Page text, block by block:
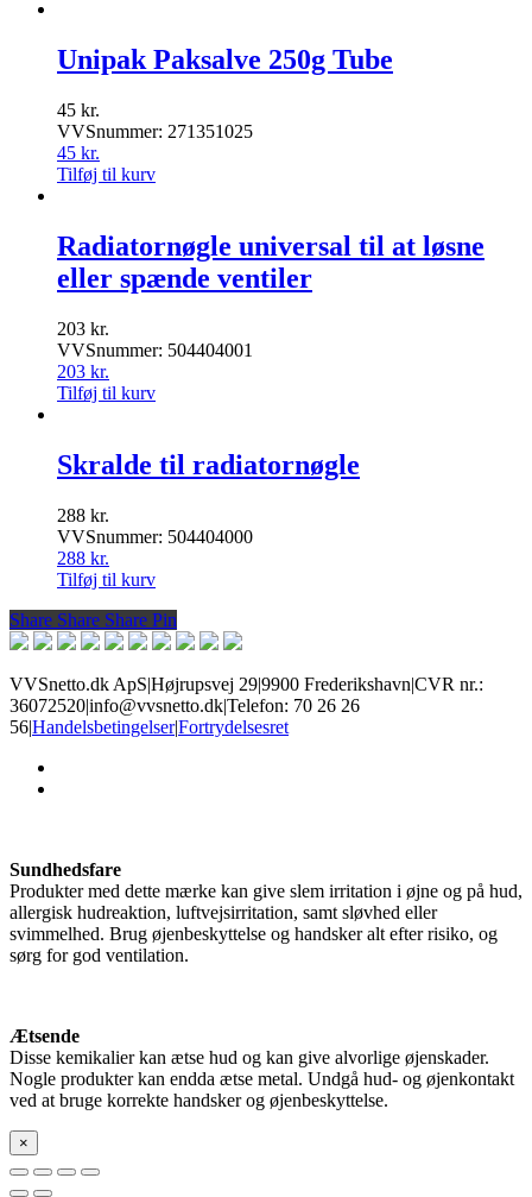
Unipak Paksalve 250g Tube
45 kr.
VVSnummer: 271351025
45 kr.
Tilføj til kurv
Radiatornøgle universal til at løsne
eller spænde ventiler
203 kr.
VVSnummer: 504404001
203 kr.
Tilføj til kurv
Skralde til radiatornøgle
288 kr.
VVSnummer: 504404000
288 kr.
Tilføj til kurv
Share
Share Share Share Pin
VVSnetto.dk ApS|Højrupsvej 29|9900 Frederikshavn|CVR nr.:
36072520|info@vvsnetto.dk|Telefon: 70 26 26
56|Handelsbetingelser|Fortrydelsesret
Sundhedsfare
Produkter med dette mærke kan give slem irritation i øjne og på hud,
allergisk hudreaktion, luftvejsirritation, samt sløvhed eller
svimmelhed. Brug øjenbeskyttelse og handsker alt efter risiko, og
sørg for god ventilation.
Ætsende
Disse kemikalier kan ætse hud og kan give alvorlige øjenskader.
Nogle produkter kan endda ætse metal. Undgå hud- og øjenkontakt
ved at bruge korrekte handsker og øjenbeskyttelse.
×